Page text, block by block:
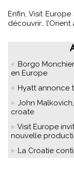
Enfin, Visit
découvrir…
Borgo
en Europe
Hyatt annonce
John
croate
Visit Europe
nouvelle
La Croatie